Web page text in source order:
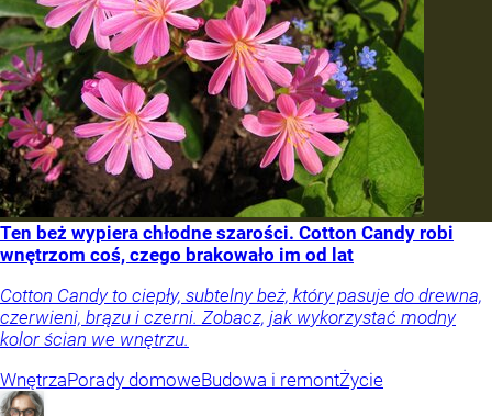
Ten beż wypiera chłodne szarości. Cotton Candy robi
wnętrzom coś, czego brakowało im od lat
Cotton Candy to ciepły, subtelny beż, który pasuje do drewna,
czerwieni, brązu i czerni. Zobacz, jak wykorzystać modny
kolor ścian we wnętrzu.
WnętrzaPorady domoweBudowa i remontŻycie